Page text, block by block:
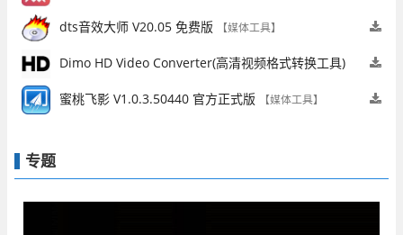
dts音效大师 V20.05 免费版 【媒体工具】
Dimo HD Video Converter(高清视频格式转换工具)
V4.6.1 英文安装版 【媒体工具】
蜜桃飞影 V1.0.3.50440 官方正式版 【媒体工具】
专题